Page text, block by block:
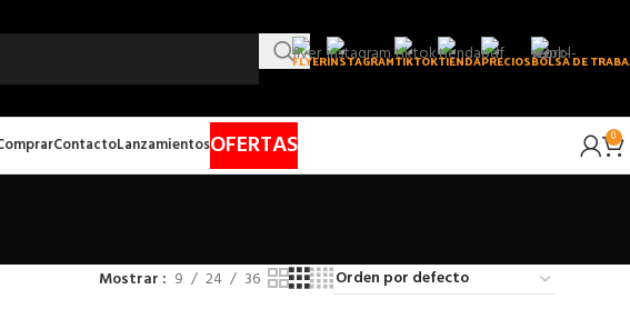
FLYERINSTAGRAMTIKTOKTIENDAPRECIOSBOLSA DE
ContactoLanzamientosOFERTAS 0
Mostrar 9 24 36